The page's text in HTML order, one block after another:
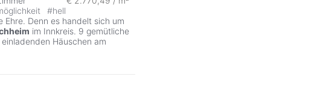
#hell
Ehre. Denn es handelt sich um
im Innkreis. 9 gemütliche
Häuschen am